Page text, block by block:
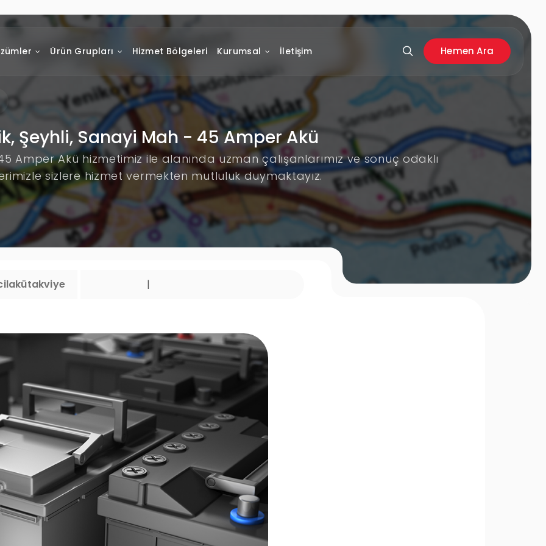
Hemen Ara
Ürün Grupları Hizmet Bölgeleri Kurumsal İletişim
Şeyhli, Sanayi Mah - 45 Amper Akü
Amper Akü hizmetimiz ile alanında uzman çalışanlarımız ve sonuç odaklı
sizlere hizmet vermekten mutluluk duymaktayız.
Çevreci ve Sürdürülebilirlik